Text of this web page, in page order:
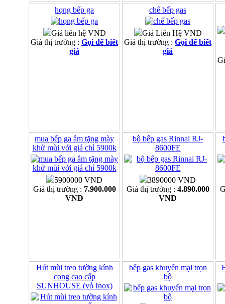
họng bếp ga
Giá liên hệ VND
Giá thị trường : Gọi để biết
giá
chế bếp gas
Giá Liên Hệ VND
Giá thị trường : Gọi để biết
giá
mua bếp ga âm tặng mày
khử mùi với giá chỉ 5900k
5900000 VND
Giá thị trường : 7.900.000
VND
bộ bếp gas Rinnai RJ-
8600FE
3890000 VND
Giá thị trường : 4.890.000
VND
Hút mùi treo tường kính
cong cao cấp
SUNHOUSE (vỏ Inox)
bếp gas khuyến mại trọn
bộ